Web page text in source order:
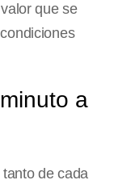
que se
a
de cada